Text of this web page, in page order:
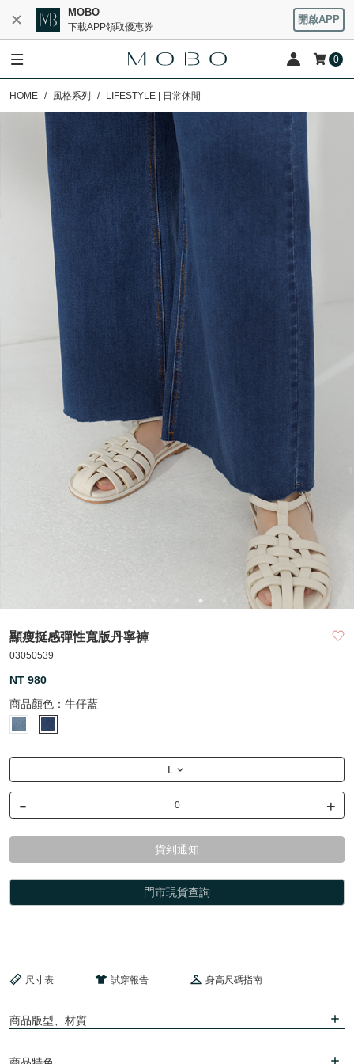
MOBO
下載APP領取優惠券
開啟APP
0
HOME 風格系列 LIFESTYLE | 日常休閒
顯瘦挺感彈性寬版丹寧褲
03050539
NT 980
商品顏色： 牛仔藍
L
- +
貨到通知
門市現貨查詢
尺寸表 試穿報告 身高尺碼指南
商品版型、材質